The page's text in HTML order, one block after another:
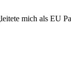
mich als EU